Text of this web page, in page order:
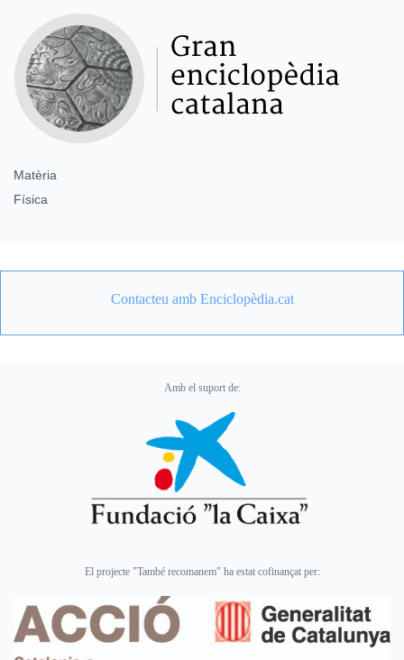
Matèria
Física
Contacteu amb Enciclopèdia.cat
Amb el suport de:
El projecte "També recomanem" ha estat cofinançat per: